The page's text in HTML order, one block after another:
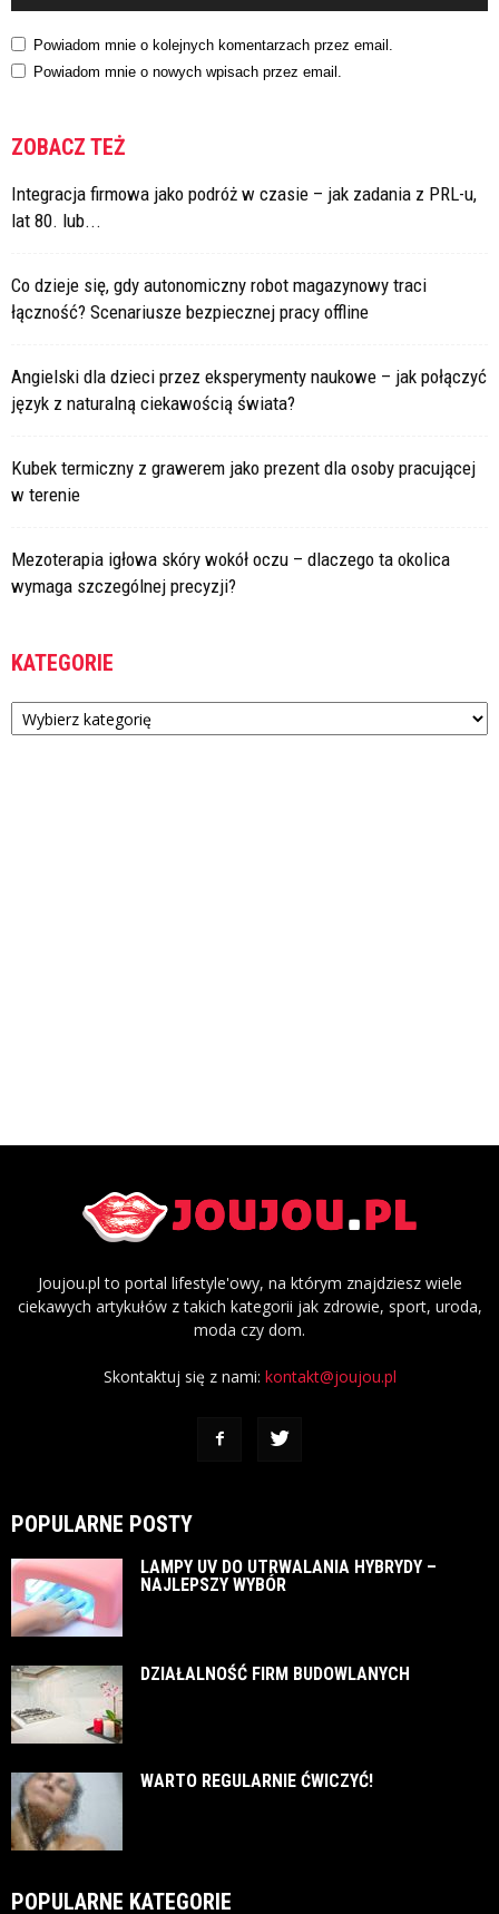
Powiadom mnie o kolejnych komentarzach przez email.
Powiadom mnie o nowych wpisach przez email.
ZOBACZ TEŻ
Integracja firmowa jako podróż w czasie – jak zadania z PRL-u,
lat 80. lub...
Co dzieje się, gdy autonomiczny robot magazynowy traci
łączność? Scenariusze bezpiecznej pracy offline
Angielski dla dzieci przez eksperymenty naukowe – jak połączyć
język z naturalną ciekawością świata?
Kubek termiczny z grawerem jako prezent dla osoby pracującej
w terenie
Mezoterapia igłowa skóry wokół oczu – dlaczego ta okolica
wymaga szczególnej precyzji?
KATEGORIE
Kategorie
Joujou.pl to portal lifestyle'owy, na którym znajdziesz wiele
ciekawych artykułów z takich kategorii jak zdrowie, sport, uroda,
moda czy dom.
Skontaktuj się z nami: kontakt@joujou.pl
POPULARNE POSTY
LAMPY UV DO UTRWALANIA HYBRYDY –
NAJLEPSZY WYBÓR
DZIAŁALNOŚĆ FIRM BUDOWLANYCH
WARTO REGULARNIE ĆWICZYĆ!
POPULARNE KATEGORIE